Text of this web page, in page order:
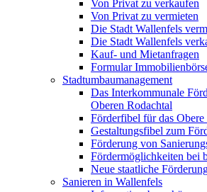
Von Privat zu verkaufen
Von Privat zu vermieten
Die Stadt Wallenfels
Die Stadt Wallenfels
Kauf- und Mietanfragen
Formular
Stadtumbaumanagement
Das Interkommunale
Oberen Rodachtal
Förderfibel für das Obere
Gestaltungsfibel zum
Förderung von
Fördermöglichkeiten bei
Neue staatliche
Sanieren in Wallenfels